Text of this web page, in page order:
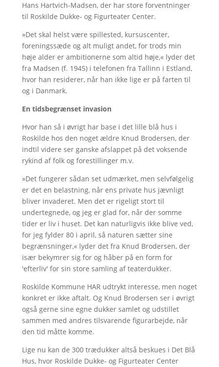
Hans Hartvich-Madsen, der har store forventninger
til Roskilde Dukke- og Figurteater Center.
»Det skal helst være spillested, kursuscenter,
foreningssæde og alt muligt andet, for trods min
høje alder er ambitionerne som altid høje,« lyder det
fra Madsen (f. 1945) i telefonen fra Tallinn i Estland,
hvor han residerer, når han ikke lige er på farten til
og i Danmark.
En tidsbegrænset invasion
Hvor han så i øvrigt har base i det lille blå hus i
Roskilde hos den noget ældre Knud Brodersen, der
indtil videre ser ganske afslappet på det voksende
rykind af folk og forestillinger m.v.
»Det fungerer sådan set udmærket, men selvfølgelig
er det en belastning, når ens private hus jævnligt
bliver invaderet. Men det er rigeligt stort til
undertegnede, og jeg er glad for, når der somme
tider er liv i huset. Det kan naturligvis ikke blive ved,
for jeg fylder 80 i april, så naturen sætter sine
begrænsninger,« lyder det fra Knud Brodersen, der
især bekymrer sig for og håber på en form for
'efterliv' for sin store samling af teaterdukker.
Roskilde Kommune HAR udtrykt interesse, men noget
konkret er ikke aftalt. Og Knud Brodersen ser i øvrigt
også gerne sine egne dukker samlet og udstillet
sammen med andres tilsvarende figurarbejde, når
den tid måtte komme.
Lige nu kan de 300 trædukker altså beskues i Det Blå
Hus, hvor Roskilde Dukke- og Figurteater Center